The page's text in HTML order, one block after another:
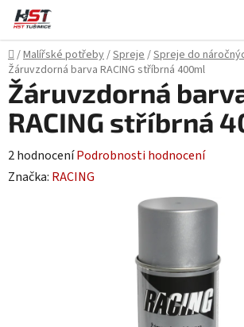
Přejít
obsah
Domů
/Malířské potřeby/Spreje/Spreje do
Žáruvzdorná barva RACING stříbrná 400ml
Žáruvzdorná
RACING stříbrná
Průměrné
hodnocení
2 hodnoceníPodrobnosti hodnocení
Značka: RACING